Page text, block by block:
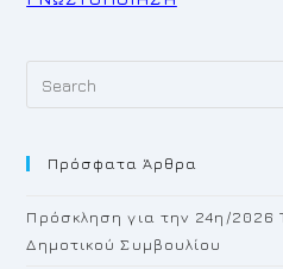
Πρόσφατα Άρθρα
Πρόσκληση για την 24η/2026
Δημοτικού Συμβουλίου